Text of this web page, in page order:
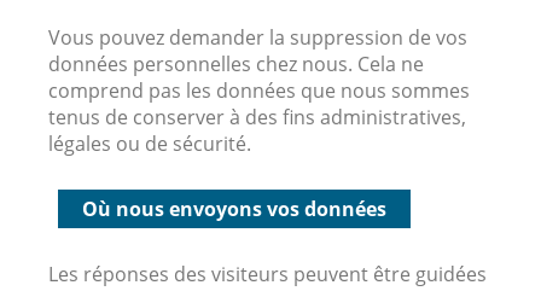
Vous pouvez demander la suppression de vos
données personnelles chez nous. Cela ne
comprend pas les données que nous sommes
tenus de conserver à des fins administratives,
légales ou de sécurité.
Où nous envoyons vos données
Les réponses des visiteurs peuvent être guidées